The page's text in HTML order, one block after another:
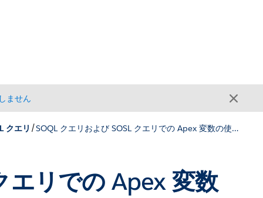
ません
クエリ / SOQL クエリおよび SOSL クエリでの Apex 変数の使用
エリでの Apex 変数